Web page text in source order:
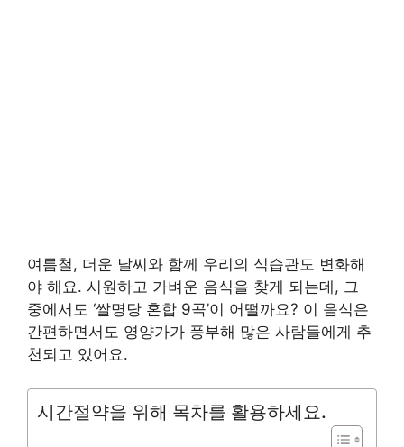
여름철, 더운 날씨와 함께 우리의 식습관도 변화해
야 해요. 시원하고 가벼운 음식을 찾게 되는데, 그
중에서도 ‘쌀명당 혼합 9곡’이 어떨까요? 이 음식은
간편하면서도 영양가가 풍부해 많은 사람들에게 추
천되고 있어요.
시간절약을 위해 목차를 활용하세요.